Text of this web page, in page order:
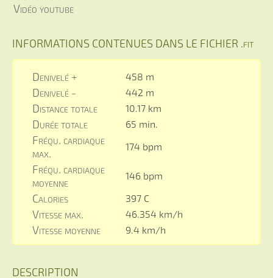
Vidéo youtube
INFORMATIONS CONTENUES DANS LE FICHIER .fit
Denivelé + 458 m
Denivelé - 442 m
Distance totale 10.17 km
Durée totale 65 min.
Fréqu. cardiaque
max.
174 bpm
Fréqu. cardiaque
moyenne
146 bpm
Calories 397 C
Vitesse max. 46.354 km/h
Vitesse moyenne 9.4 km/h
DESCRIPTION